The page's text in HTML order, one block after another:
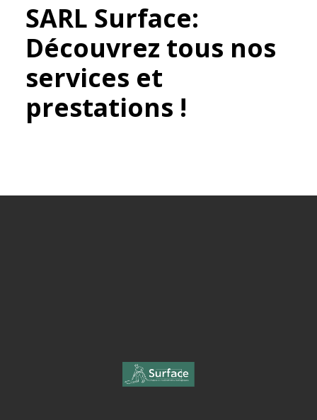
SARL Surface:
Découvrez tous nos
services et
prestations !